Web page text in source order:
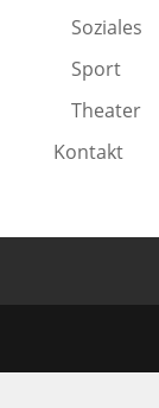
Soziales
Sport
Theater
Kontakt